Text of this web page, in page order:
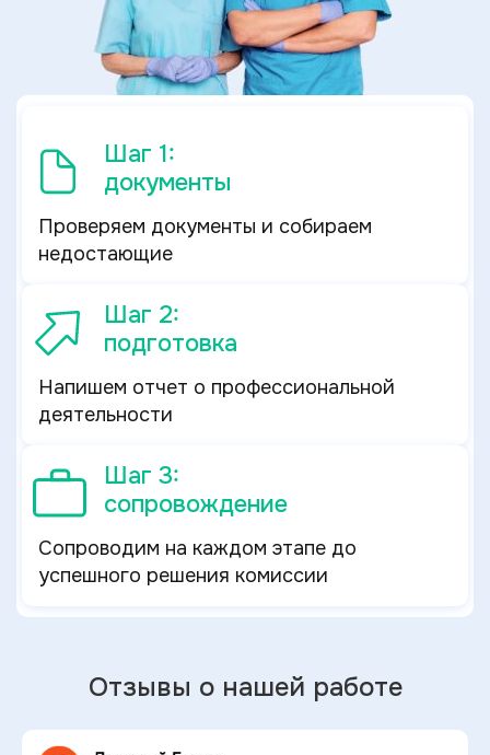
Шаг 1:
документы
Проверяем документы и собираем
недостающие
Шаг 2:
подготовка
Напишем отчет о профессиональной
деятельности
Шаг 3:
сопровождение
Сопроводим на каждом этапе до
успешного решения комиссии
Отзывы о нашей работе